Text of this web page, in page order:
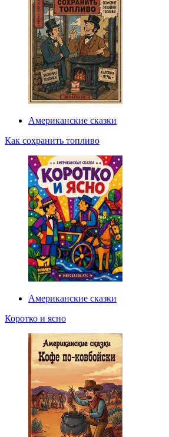
Американские сказки
Как сохранить топливо
Американские сказки
Коротко и ясно